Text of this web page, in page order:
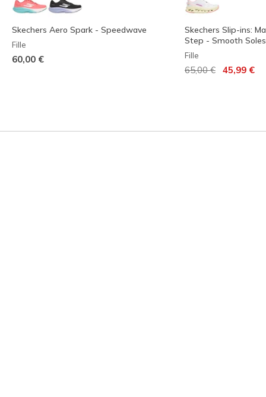
Skechers Aero Spark - Speedwave
Fille
60,00 €
Skechers Slip-ins:
Step - Smooth Soles
Fille
Prix réduit de
65,00 €à 45,99 €